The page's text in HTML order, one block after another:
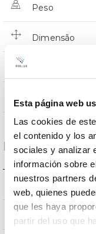
Esta página web
Las cookies de
el contenido y los
sociales y analizar
información sobre
nuestros partners
web, quienes
que les haya
partir del uso que
Peso
Dimensão
Iluminação
Dados ópticos
Temperatura
CRI Índice de